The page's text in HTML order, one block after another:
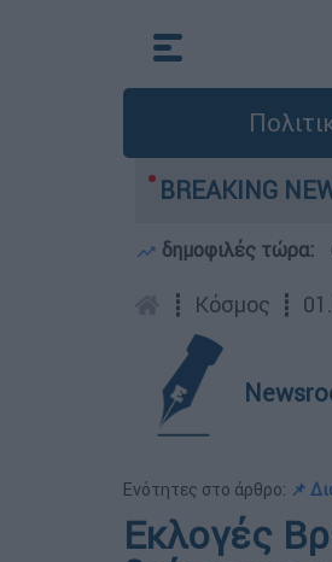
BREAKING
της Τεχεράνης για τα
δημοφιλές τώρα:
┋ Κόσμος ┋
Ενότητες στο άρθρο: 📌
Εκλογές